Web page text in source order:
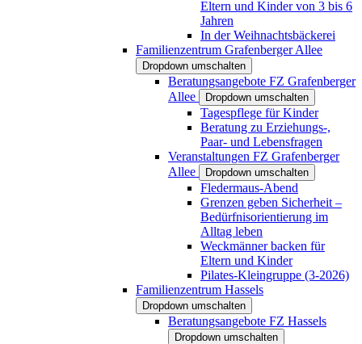
Eltern und Kinder von 3 bis 6
Jahren
In der Weihnachtsbäckerei
Familienzentrum Grafenberger Allee
Dropdown umschalten
Beratungsangebote FZ Grafenberger
Allee
Dropdown umschalten
Tagespflege für Kinder
Beratung zu Erziehungs-,
Paar- und Lebensfragen
Veranstaltungen FZ Grafenberger
Allee
Dropdown umschalten
Fledermaus-Abend
Grenzen geben Sicherheit –
Bedürfnisorientierung im
Alltag leben
Weckmänner backen für
Eltern und Kinder
Pilates-Kleingruppe (3-2026)
Familienzentrum Hassels
Dropdown umschalten
Beratungsangebote FZ Hassels
Dropdown umschalten